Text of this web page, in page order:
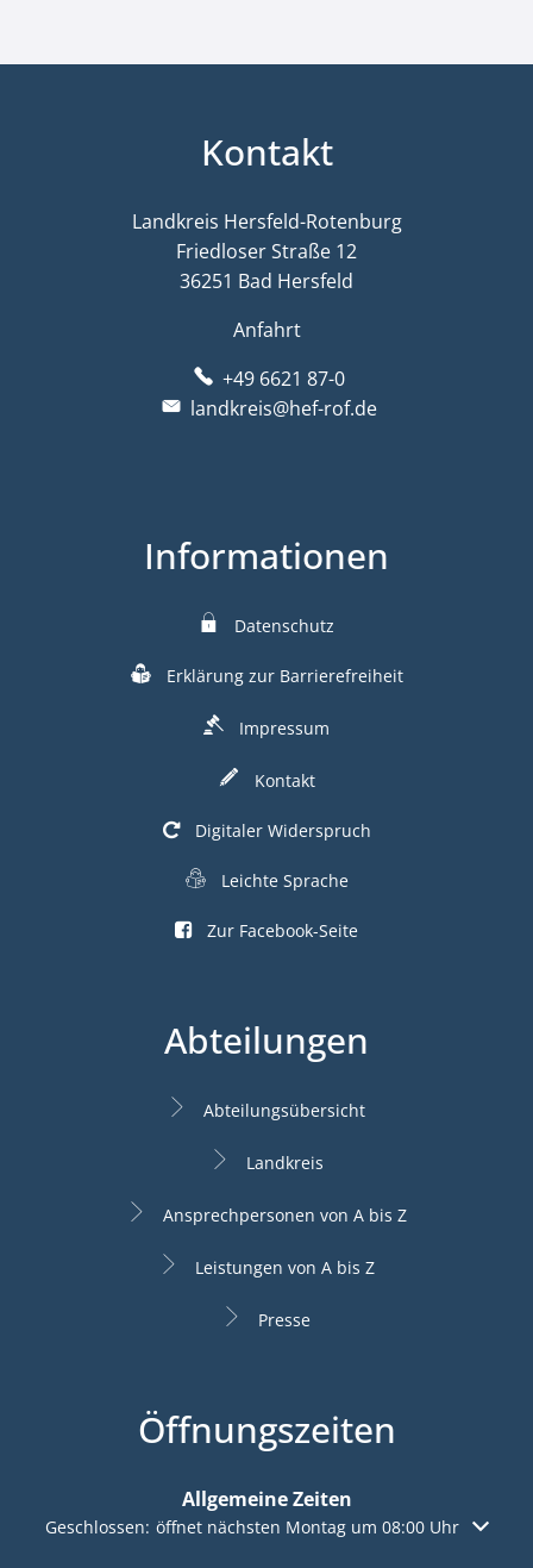
Kontakt
Landkreis Hersfeld-Rotenburg
Friedloser Straße 12
36251 Bad Hersfeld
Anfahrt
+49 6621 87-0
landkreis@hef-rof.de
Informationen
Datenschutz
Erklärung zur Barrierefreiheit
Impressum
Kontakt
Digitaler Widerspruch
Leichte Sprache
Zur Facebook-Seite
Abteilungen
Abteilungsübersicht
Landkreis
Ansprechpersonen von A bis Z
Leistungen von A bis Z
Presse
Öffnungszeiten
Allgemeine Zeiten
Klicken, um weitere Öffnungs- oder Schließzeiten
Geschlossen: öffnet nächsten Montag um 08:00 Uhr